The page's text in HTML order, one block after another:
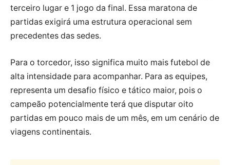
terceiro lugar e 1 jogo da final. Essa maratona de
partidas exigirá uma estrutura operacional sem
precedentes das sedes.
Para o torcedor, isso significa muito mais futebol de
alta intensidade para acompanhar. Para as equipes,
representa um desafio físico e tático maior, pois o
campeão potencialmente terá que disputar oito
partidas em pouco mais de um mês, em um cenário de
viagens continentais.